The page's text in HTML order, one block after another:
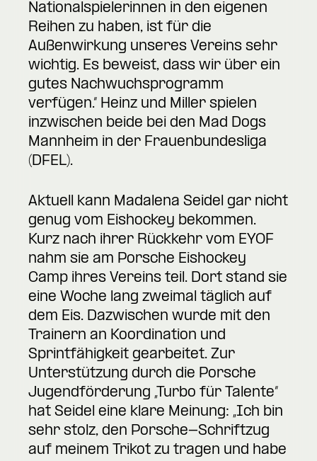
Nationalspielerinnen in den eigenen
Reihen zu haben, ist für die
Außenwirkung unseres Vereins sehr
wichtig. Es beweist, dass wir über ein
gutes Nachwuchsprogramm
verfügen.“ Heinz und Miller spielen
inzwischen beide bei den Mad Dogs
Mannheim in der Frauenbundesliga
(DFEL).
Aktuell kann Madalena Seidel gar nicht
genug vom Eishockey bekommen.
Kurz nach ihrer Rückkehr vom EYOF
nahm sie am Porsche Eishockey
Camp ihres Vereins teil. Dort stand sie
eine Woche lang zweimal täglich auf
dem Eis. Dazwischen wurde mit den
Trainern an Koordination und
Sprintfähigkeit gearbeitet. Zur
Unterstützung durch die Porsche
Jugendförderung „Turbo für Talente“
hat Seidel eine klare Meinung: „Ich bin
sehr stolz, den Porsche-Schriftzug
auf meinem Trikot zu tragen und habe